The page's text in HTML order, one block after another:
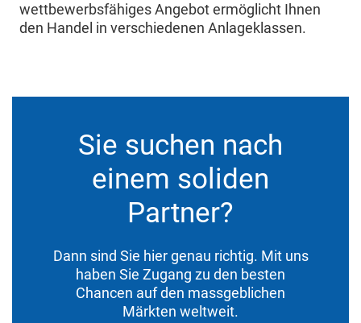
wettbewerbsfähiges Angebot ermöglicht Ihnen
den Handel in verschiedenen Anlageklassen.
Sie suchen nach
einem soliden
Partner?
Dann sind Sie hier genau richtig. Mit uns
haben Sie Zugang zu den besten
Chancen auf den massgeblichen
Märkten weltweit.